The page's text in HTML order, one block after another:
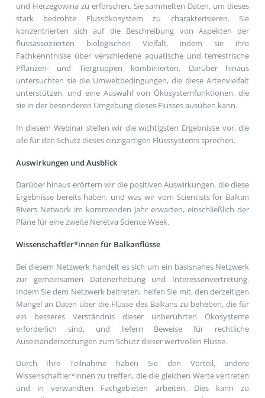
und Herzegowina zu erforschen. Sie sammelten Daten, um dieses
stark bedrohte Flussökosystem zu charakterisieren. Sie
konzentrierten sich auf die Beschreibung von Aspekten der
flussassoziierten biologischen Vielfalt, indem sie ihre
Fachkenntnisse über verschiedene aquatische und terrestrische
Pflanzen- und Tiergruppen kombinierten. Darüber hinaus
untersuchten sie die Umweltbedingungen, die diese Artenvielfalt
unterstützen, und eine Auswahl von Ökosystemfunktionen, die
sie in der besonderen Umgebung dieses Flusses ausüben kann.
In diesem Webinar stellen wir die wichtigsten Ergebnisse vor, die
alle für den Schutz dieses einzigartigen Flusssystems sprechen.
Auswirkungen und Ausblick
Darüber hinaus erörtern wir die positiven Auswirkungen, die diese
Ergebnisse bereits haben, und was wir vom Scientists for Balkan
Rivers Network im kommenden Jahr erwarten, einschließlich der
Pläne für eine zweite Neretva Science Week.
Wissenschaftler*innen für Balkanflüsse
Bei diesem Netzwerk handelt es sich um ein basisnahes Netzwerk
zur gemeinsamen Datenerhebung und Interessenvertretung.
Indem Sie dem Netzwerk beitreten, helfen Sie mit, den derzeitigen
Mangel an Daten über die Flüsse des Balkans zu beheben, die für
ein besseres Verständnis dieser unberührten Ökosysteme
erforderlich sind, und liefern Beweise für rechtliche
Auseinandersetzungen zum Schutz dieser wertvollen Flüsse.
Durch Ihre Teilnahme haben Sie den Vorteil, andere
Wissenschaftler*innen zu treffen, die die gleichen Werte vertreten
und in verwandten Fachgebieten arbeiten. Dies kann zu